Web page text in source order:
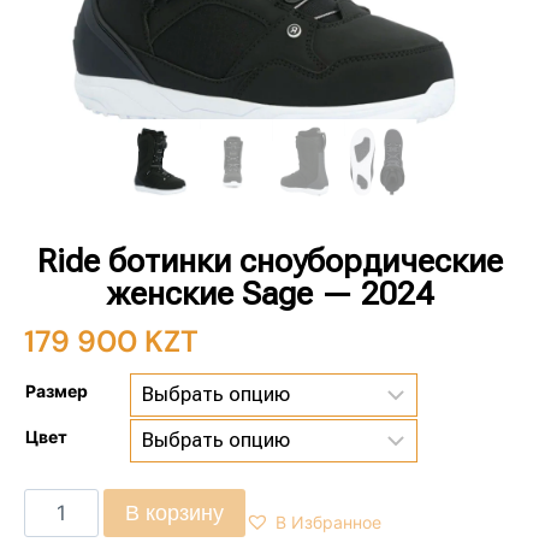
Ride ботинки сноубордические
женские Sage — 2024
179 900 KZT
Размер
Цвет
В корзину В Избранное